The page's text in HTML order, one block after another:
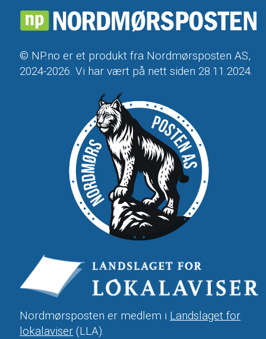
© NP.no er et produkt fra Nordmørsposten AS,
2024-2026. Vi har vært på nett siden 28.11.2024.
Nordmørsposten er medlem i Landslaget for
lokalaviser (LLA).